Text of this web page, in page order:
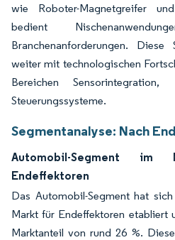
wie Roboter-Magnetgreifer
bedient
Branchenanforderungen.
weiter mit technologischen
Bereichen Sensorintegration,
Steuerungssysteme.
Segmentanalyse: Nach
Automobil-Segment
Endeffektoren
Das Automobil-Segment hat
Markt für Endeffektoren etabliert
Marktanteil von rund 26 %.